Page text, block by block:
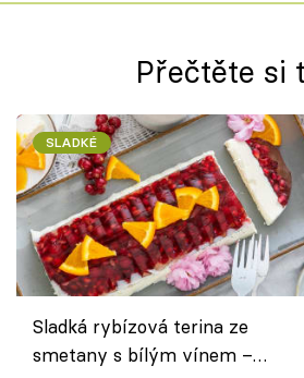
Přečtěte si
SLADKÉ
Sladká rybízová terina ze
smetany s bílým vínem –